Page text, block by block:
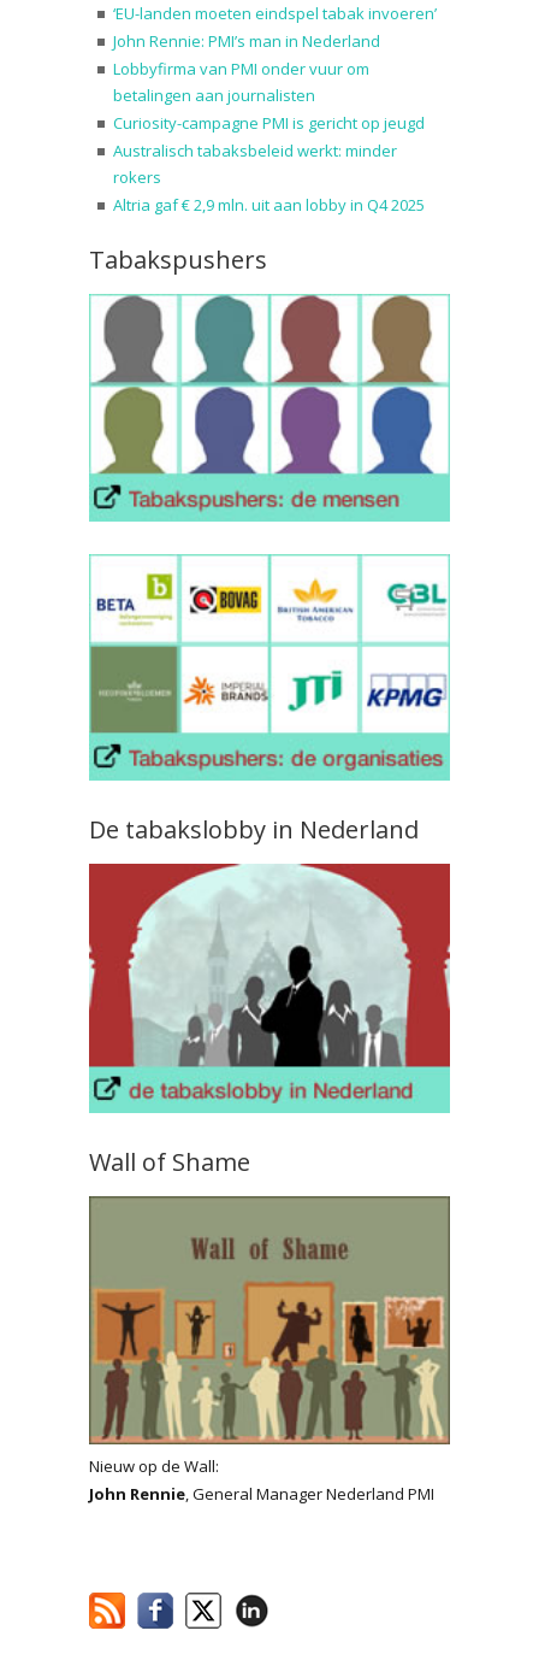
‘EU-landen moeten eindspel tabak invoeren’
John Rennie: PMI’s man in Nederland
Lobbyfirma van PMI onder vuur om
betalingen aan journalisten
Curiosity-campagne PMI is gericht op jeugd
Australisch tabaksbeleid werkt: minder
rokers
Altria gaf € 2,9 mln. uit aan lobby in Q4 2025
Tabakspushers
De tabakslobby in Nederland
Wall of Shame
Nieuw op de Wall:
John Rennie, General Manager Nederland PMI